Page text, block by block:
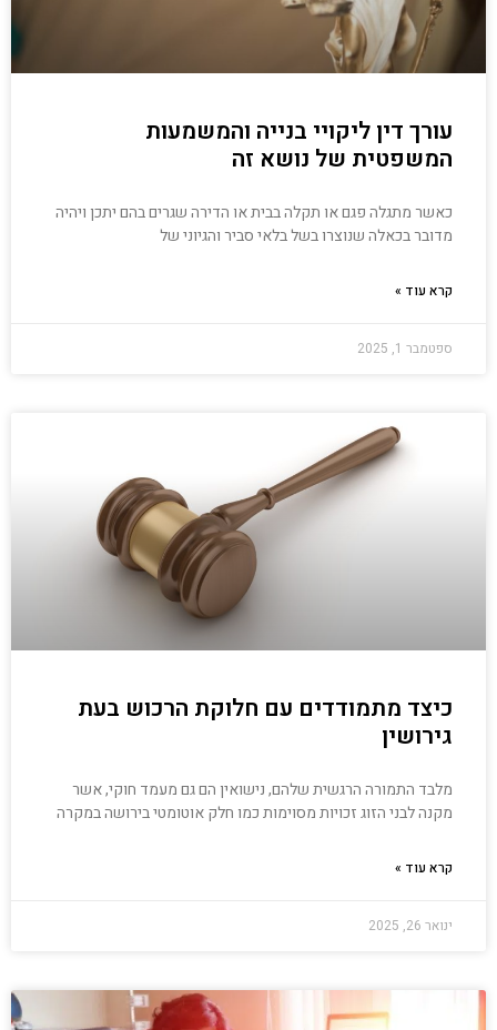
עורך דין ליקויי בנייה והמשמעות
המשפטית של נושא זה
כאשר מתגלה פגם או תקלה בבית או הדירה שגרים בהם יתכן ויהיה
מדובר בכאלה שנוצרו בשל בלאי סביר והגיוני של
קרא עוד »
ספטמבר 1, 2025
כיצד מתמודדים עם חלוקת הרכוש בעת
גירושין
מלבד התמורה הרגשית שלהם, נישואין הם גם מעמד חוקי, אשר
מקנה לבני הזוג זכויות מסוימות כמו חלק אוטומטי בירושה במקרה
קרא עוד »
ינואר 26, 2025